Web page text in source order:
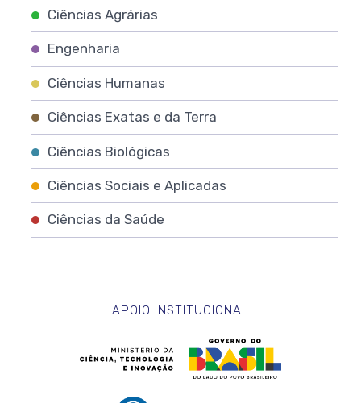
Ciências Agrárias
Engenharia
Ciências Humanas
Ciências Exatas e da Terra
Ciências Biológicas
Ciências Sociais e Aplicadas
Ciências da Saúde
APOIO INSTITUCIONAL